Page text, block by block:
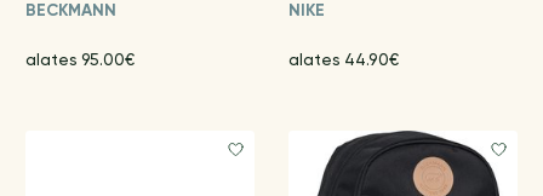
BECKMANN
alates 95.00€
NIKE
alates 44.90€